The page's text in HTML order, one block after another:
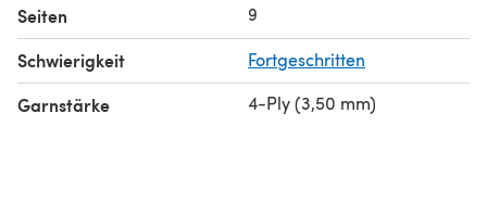
Seiten 9
Schwierigkeit Fortgeschritten
Garnstärke 4-Ply (3,50 mm)